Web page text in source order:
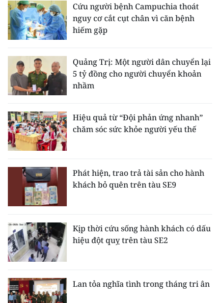
Đông Nam Bộ
Đồng bằng sông Cửu Long
Chuyên trang Hà Nội
Chuyên trang TP. Hồ Chí Minh
CÁC CHUYÊN TRANG
THỜI NAY
NHÂN DÂN CUỐI TUẦN
NHÂN DÂN HẰNG THÁNG
MUA BÁO
ĐỌC BÁO IN
Cứu người bệnh Campuchia thoát
nguy cơ cắt cụt chân vì căn bệnh
hiếm gặp
Quảng Trị: Một người dân chuyển lại
5 tỷ đồng cho người chuyển khoản
nhầm
Hiệu quả từ “Đội phản ứng nhanh”
chăm sóc sức khỏe người yếu thế
Phát hiện, trao trả tài sản cho hành
khách bỏ quên trên tàu SE9
Kịp thời cứu sống hành khách có dấu
hiệu đột quỵ trên tàu SE2
Lan tỏa nghĩa tình trong tháng tri ân